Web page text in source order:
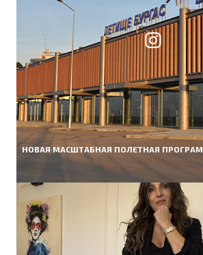
НОВАЯ МАСШТАБНАЯ ПОЛЕТНАЯ